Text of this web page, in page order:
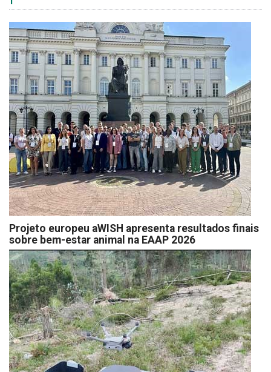
Projeto europeu aWISH apresenta resultados finais
sobre bem-estar animal na EAAP 2026